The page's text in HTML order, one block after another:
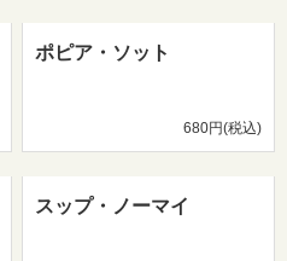
ポピア・ソット
680円(税込)
スップ・ノーマイ